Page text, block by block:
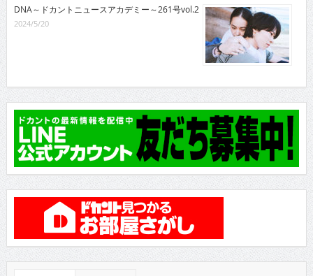
DNA～ドカントニュースアカデミー～261号vol.2
2024/5/20